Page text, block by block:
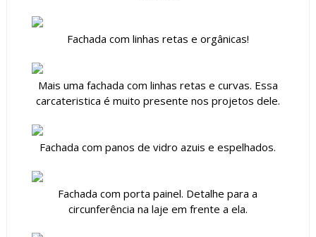
Fachada com linhas retas e orgânicas!
Mais uma fachada com linhas retas e curvas. Essa
carcateristica é muito presente nos projetos dele.
Fachada com panos de vidro azuis e espelhados.
Fachada com porta painel. Detalhe para a
circunferência na laje em frente a ela.